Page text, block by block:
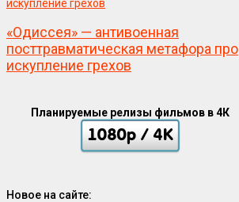
«Одиссея» — антивоенная
посттравматическая метафора про
искупление грехов
Планируемые релизы фильмов в 4К
Новое на сайте: